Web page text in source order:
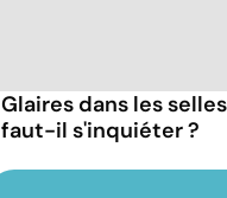
Glaires dans les
faut-il s'inquiéter ?